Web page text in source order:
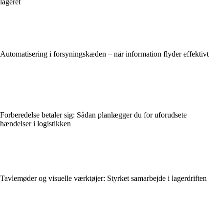
Automatisering i forsyningskæden – når information flyder effektivt
Forberedelse betaler sig: Sådan planlægger du for uforudsete
hændelser i logistikken
Tavlemøder og visuelle værktøjer: Styrket samarbejde i lagerdriften